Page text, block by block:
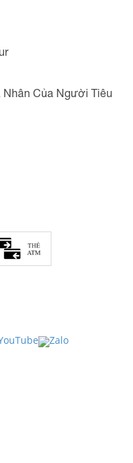
Nhân Của Người Tiêu